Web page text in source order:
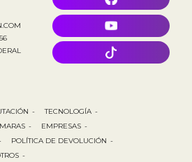
- TECNOLOGÍA -
- EMPRESAS -
POLÍTICA DE DEVOLUCIÓN -
-